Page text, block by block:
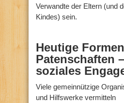
Verwandte der Eltern (und
Kindes) sein.
Heutige
Patenschaften –
soziales
Viele gemeinnützige
und Hilfswerke vermitteln